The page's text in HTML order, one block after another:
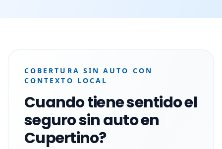
COBERTURA SIN AUTO CON
CONTEXTO LOCAL
Cuando tiene sentido el
seguro sin auto en
Cupertino?